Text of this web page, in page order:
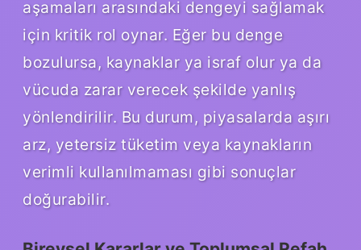
aşamaları arasındaki dengeyi sağlamak
için kritik rol oynar. Eğer bu denge
bozulursa, kaynaklar ya israf olur ya da
vücuda zarar verecek şekilde yanlış
yönlendirilir. Bu durum, piyasalarda aşırı
arz, yetersiz tüketim veya kaynakların
verimli kullanılmaması gibi sonuçlar
doğurabilir.